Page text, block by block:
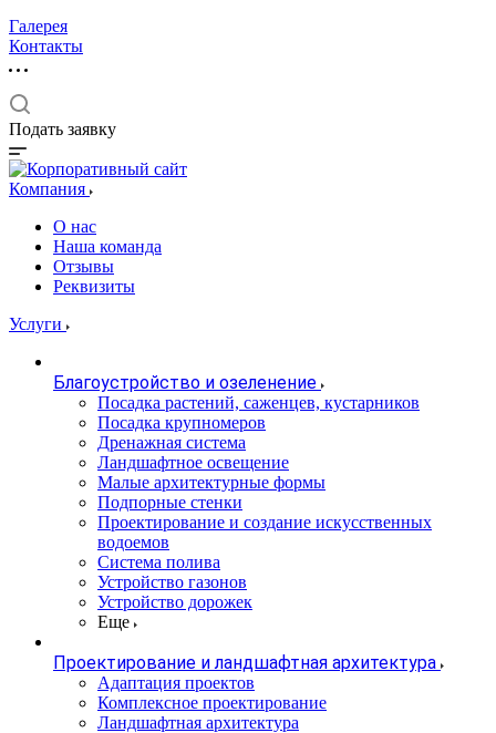
Галерея
Контакты
Подать заявку
Компания
О нас
Наша команда
Отзывы
Реквизиты
Услуги
Благоустройство и озеленение
Посадка растений, саженцев, кустарников
Посадка крупномеров
Дренажная система
Ландшафтное освещение
Малые архитектурные формы
Подпорные стенки
Проектирование и создание искусственных
водоемов
Система полива
Устройство газонов
Устройство дорожек
Еще
Проектирование и ландшафтная архитектура
Адаптация проектов
Комплексное проектирование
Ландшафтная архитектура